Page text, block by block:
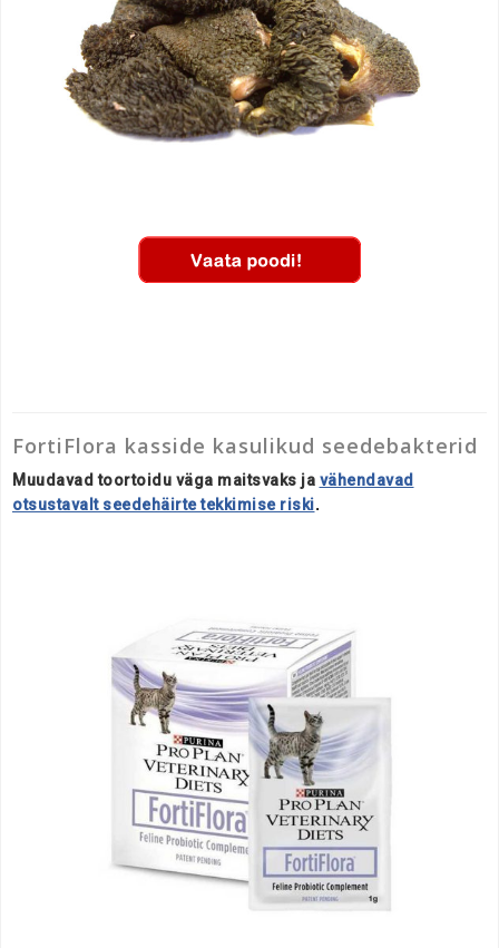
FortiFlora kasside kasulikud seedebakterid
Muudavad toortoidu väga maitsvaks ja vähendavad
otsustavalt seedehäirte tekkimise riski.